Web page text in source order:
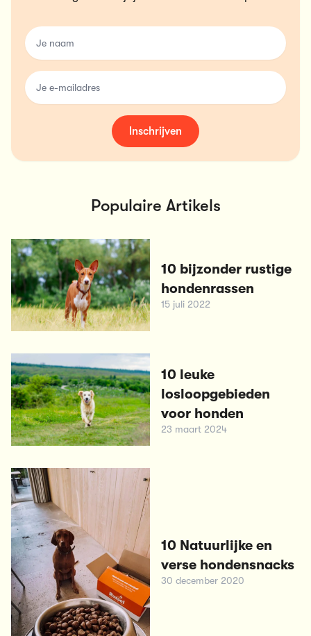
name
email
Inschrijven
Populaire Artikels
10 bijzonder rustige
hondenrassen
15 juli 2022
10 leuke
losloopgebieden
voor honden
23 maart 2024
10 Natuurlijke en
verse hondensnacks
30 december 2020